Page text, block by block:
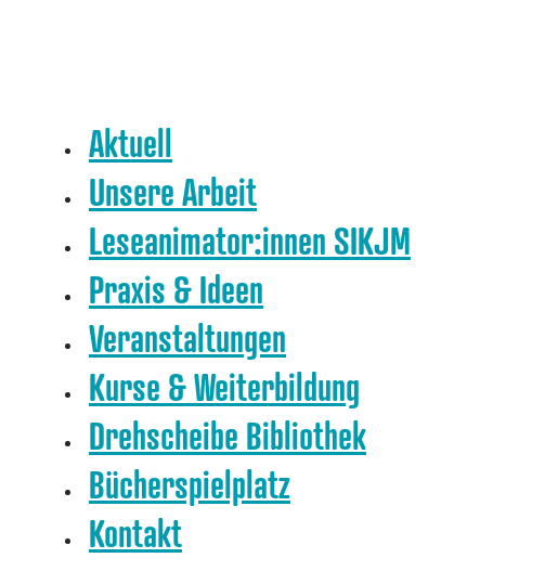
Aktuell
Unsere Arbeit
Leseanimator:innen SIKJM
Praxis & Ideen
Veranstaltungen
Kurse & Weiterbildung
Drehscheibe Bibliothek
Bücherspielplatz
Kontakt